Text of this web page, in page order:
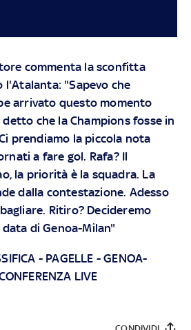
commenta la sconfitta
l'Atalanta: "Sapevo che
arrivato questo momento
che la Champions fosse in
prendiamo la piccola nota
a fare gol. Rafa? Il
la priorità è la squadra. La
dalla contestazione. Adesso
Ritiro? Decideremo
di Genoa-Milan"
- PAGELLE -GENOA-
LIVE